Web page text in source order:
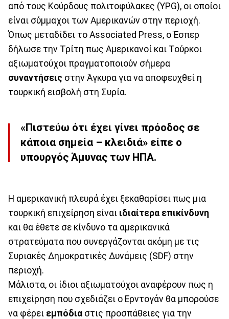
από τους Κούρδους πολιτοφύλακες (YPG), οι οποίοι
είναι σύμμαχοι των Αμερικανών στην περιοχή.
Όπως μεταδίδει το Associated Press, ο Έσπερ
δήλωσε την Τρίτη πως Αμερικανοί και Τούρκοι
αξιωματούχοι πραγματοποιούν σήμερα
συναντήσεις στην Άγκυρα για να αποφευχθεί η
τουρκική εισβολή στη Συρία.
«Πιστεύω ότι έχει γίνει πρόοδος σε
κάποια σημεία – κλειδιά» είπε ο
υπουργός Άμυνας των ΗΠΑ.
Η αμερικανική πλευρά έχει ξεκαθαρίσει πως μια
τουρκική επιχείρηση είναι ιδιαίτερα επικίνδυνη
και θα έθετε σε κίνδυνο τα αμερικανικά
στρατεύματα που συνεργάζονται ακόμη με τις
Συριακές Δημοκρατικές Δυνάμεις (SDF) στην
περιοχή.
Μάλιστα, οι ίδιοι αξιωματούχοι αναφέρουν πως η
επιχείρηση που σχεδιάζει ο Ερντογάν θα μπορούσε
να φέρει εμπόδια στις προσπάθειες για την